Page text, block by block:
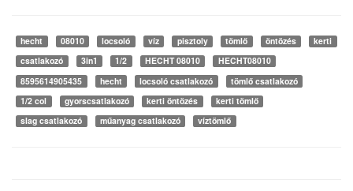
hecht 08010 locsoló víz pisztoly tömlő öntözés
kerti
csatlakozó
3in1 1/2 HECHT 08010
HECHT08010
8595614905435
hecht locsoló csatlakozó
tömlő csatlakozó
1/2 col
gyorscsatlakozó kerti öntözés
kerti tömlő
slag csatlakozó
műanyag csatlakozó víztömlő